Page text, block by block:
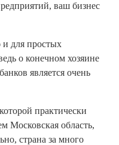
ваш бизнес
для простых
о конечном хозяине
является очень
практически
Московская область,
страна за много